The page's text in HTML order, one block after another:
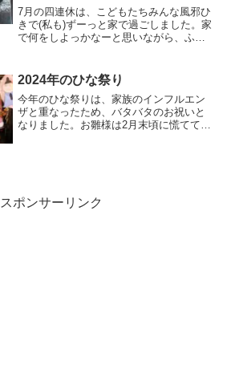
7月の四連休は、こどもたちみんな風邪ひ
きで(私も)ずーっと家で過ごしました。家
で何をしよっかなーと思いながら、ふと
ってた！！賞味期限を見るとまだセー
フ！(でももうギリギ...
2024年のひな祭り
今年のひな祭りは、家族のインフルエン
ザと重なったため、バタバタのお祝いと
なりました。お雛様は2月末頃に慌てて出
スポンサーリンク